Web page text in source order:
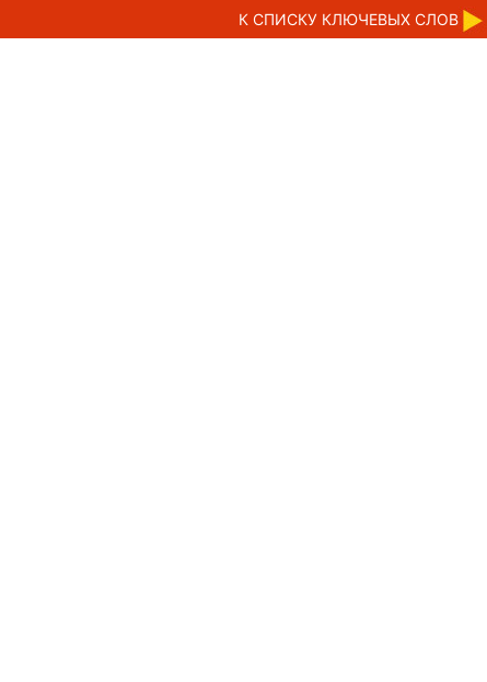
К CПИСКУ КЛЮЧЕВЫХ СЛОВ